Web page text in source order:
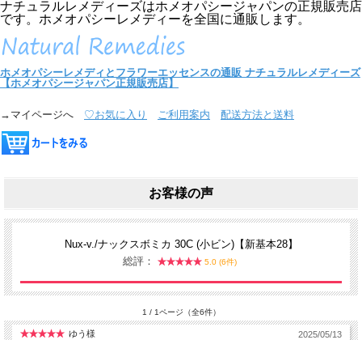
ナチュラルレメディーズはホメオパシージャパンの正規販売店
です。ホメオパシーレメディーを全国に通販します。
ホメオパシーレメディとフラワーエッセンスの通販 ナチュラルレメディーズ
【ホメオパシージャパン正規販売店】
→マイページへ ♡お気に入り ご利用案内 配送方法と送料
お客様の声
Nux-v./ナックスボミカ 30C (小ビン)【新基本28】
総評：
5.0 (6件)
1 / 1ページ（全6件）
ゆう様 2025/05/13